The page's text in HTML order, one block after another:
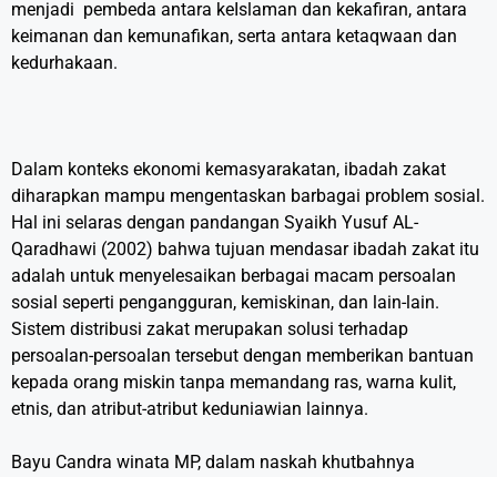
menjadi pembeda antara keIslaman dan kekafiran, antara
keimanan dan kemunafikan, serta antara ketaqwaan dan
kedurhakaan.
Dalam konteks ekonomi kemasyarakatan, ibadah zakat
diharapkan mampu mengentaskan barbagai problem sosial.
Hal ini selaras dengan pandangan Syaikh Yusuf AL-
Qaradhawi (2002) bahwa tujuan mendasar ibadah zakat itu
adalah untuk menyelesaikan berbagai macam persoalan
sosial seperti pengangguran, kemiskinan, dan lain-lain.
Sistem distribusi zakat merupakan solusi terhadap
persoalan-persoalan tersebut dengan memberikan bantuan
kepada orang miskin tanpa memandang ras, warna kulit,
etnis, dan atribut-atribut keduniawian lainnya.
Bayu Candra winata MP, dalam naskah khutbahnya